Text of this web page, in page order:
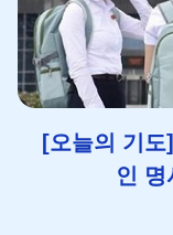
[오늘의 기
인 명